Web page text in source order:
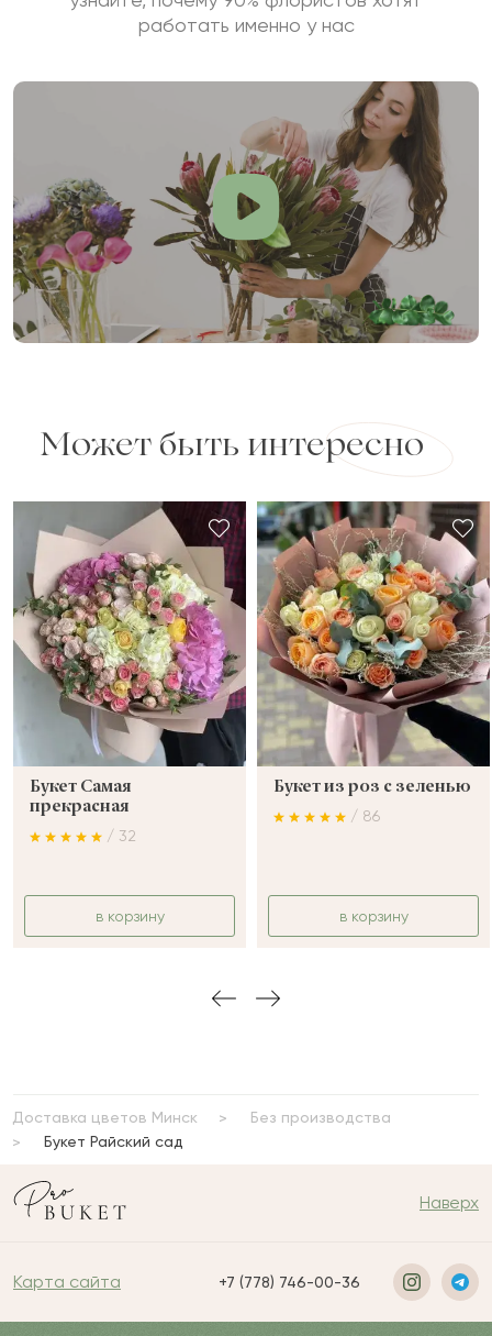
работать именно у нас
Может быть интересно
Букет Самая
прекрасная
/ 32
в корзину
Букет из роз с зеленью
/ 86
в корзину
Доставка цветов Минск
Без производства
Букет Райский сад
Наверх
Карта сайта +7 (778) 746-00-36